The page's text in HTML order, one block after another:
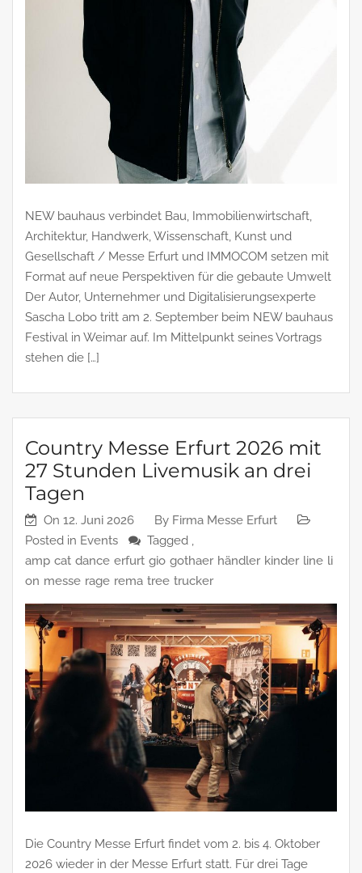
NEW bauhaus verbindet Bau, Immobilienwirtschaft,
Architektur, Handwerk, Wissenschaft, Kunst und
Gesellschaft / Messe Erfurt und IMMOCOM setzen mit
Format auf neue Perspektiven für die gebaute Umwelt
Der Autor, Unternehmer und Digitalisierungsexperte
Sascha Lobo tritt am 2. September beim NEW bauhaus
Festival in Weimar auf. Im Mittelpunkt seines Vortrags
stehen die […]
Country Messe Erfurt 2026 mit
27 Stunden Livemusik an drei
Tagen
On 12. Juni 2026 By Firma Messe Erfurt
Posted in Events
Tagged ,
amp cat dance erfurt gio gothaer händler kinder line li
on messe rage rema tree trucker
Die Country Messe Erfurt findet vom 2. bis 4. Oktober
2026 wieder in der Messe Erfurt statt. Für drei Tage